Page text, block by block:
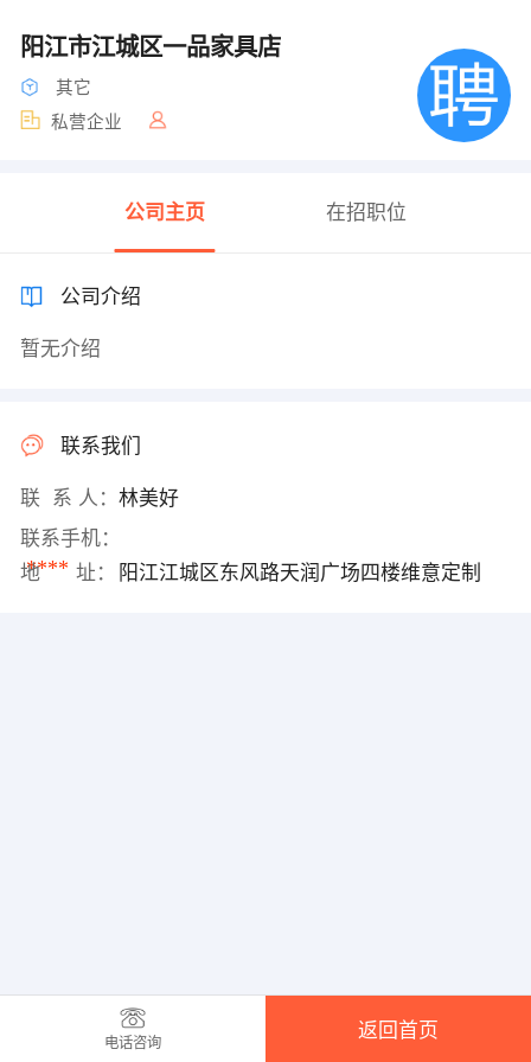
阳江市江城区一品家具店
其它
私营企业
公司主页 在招职位
公司介绍
暂无介绍
联系我们
联 系 人： 林美好
联系手机：
****
地 址： 阳江江城区东风路天润广场四楼维意定制
电话咨询
返回首页